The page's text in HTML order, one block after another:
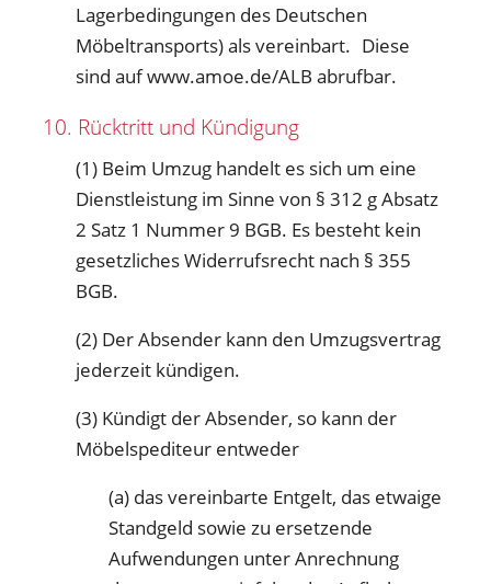
Lagerbedingungen des Deutschen
Möbeltransports) als vereinbart. Diese
sind auf www.amoe.de/ALB abrufbar.
10. Rücktritt und Kündigung
(1) Beim Umzug handelt es sich um eine
Dienstleistung im Sinne von § 312 g Absatz
2 Satz 1 Nummer 9 BGB. Es besteht kein
gesetzliches Widerrufsrecht nach § 355
BGB.
(2) Der Absender kann den Umzugsvertrag
jederzeit kündigen.
(3) Kündigt der Absender, so kann der
Möbelspediteur entweder
(a) das vereinbarte Entgelt, das etwaige
Standgeld sowie zu ersetzende
Aufwendungen unter Anrechnung